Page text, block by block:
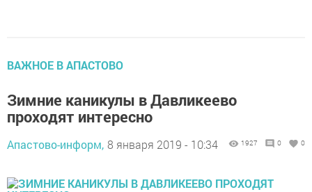
ВАЖНОЕ В АПАСТОВО
Зимние каникулы в Давликеево
проходят интересно
Апастово-информ, 8 января 2019 - 10:34 1927 0 0